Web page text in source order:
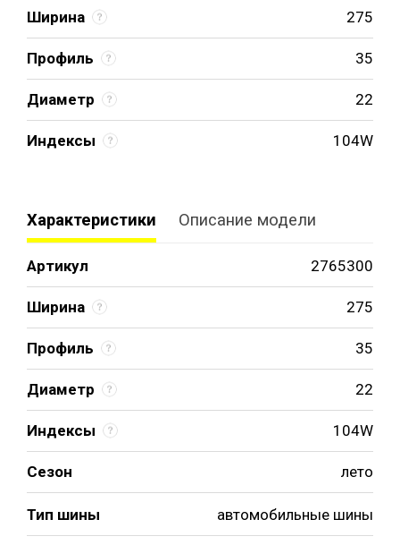
Ширина 275
Профиль 35
Диаметр 22
Индексы 104W
Характеристики Описание модели
Артикул 2765300
Ширина 275
Профиль 35
Диаметр 22
Индексы 104W
Сезон лето
Тип шины автомобильные шины